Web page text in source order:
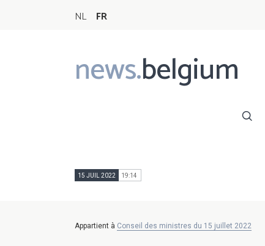
NL FR
news.belgium
Main
navigation
15 JUIL 2022 19:14
Appartient à Conseil des ministres du 15 juillet 2022